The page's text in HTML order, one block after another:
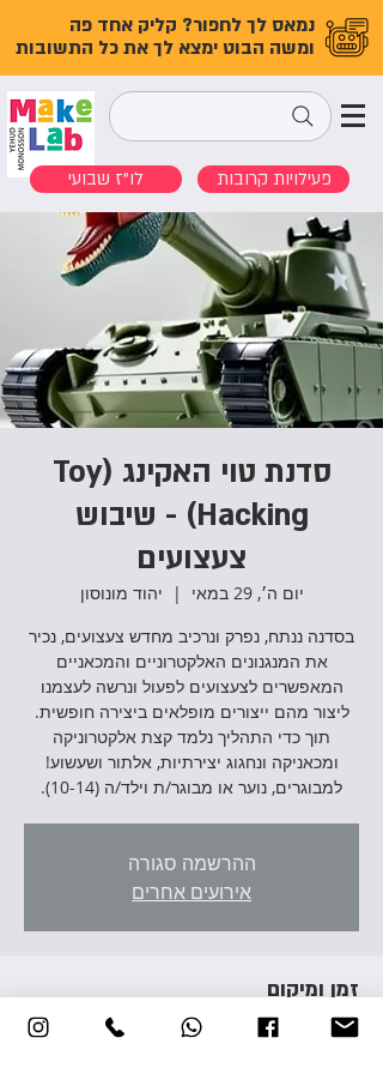
נמאס לך לחפור? קליק אחד פה
ומשה הבוט ימצא לך את כל התשובות
לו"ז שבועי פעילויות קרובות
סדנת טוי האקינג (Toy
Hacking) - שיבוש
צעצועים
יום ה׳, 29 במאי
  |
יהוד מונוסון
בסדנה ננתח, נפרק ונרכיב מחדש צעצועים, נכיר
את המנגנונים האלקטרוניים והמכאניים
המאפשרים לצעצועים לפעול ונרשה לעצמנו
ליצור מהם ייצורים מופלאים ביצירה חופשית.
תוך כדי התהליך נלמד קצת אלקטרוניקה
ומכאניקה ונחגוג יצירתיות, אלתור ושעשוע!
למבוגרים, נוער או מבוגר/ת וילד/ה (10-14).
ההרשמה סגורה
אירועים אחרים
זמן ומיקום
29 במאי 2025, 17:00 – 20:00